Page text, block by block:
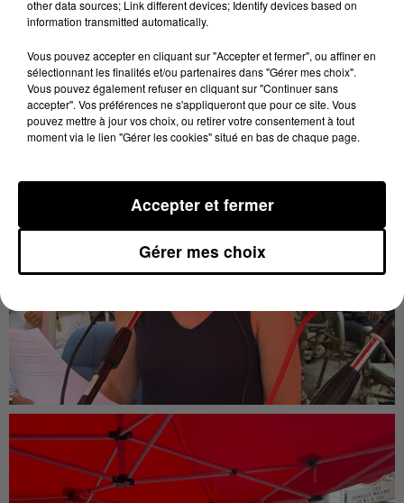
other data sources; Link different devices; Identify devices based on
information transmitted automatically.
Vous pouvez accepter en cliquant sur "Accepter et fermer", ou affiner en
sélectionnant les finalités et/ou partenaires dans "Gérer mes choix".
Vous pouvez également refuser en cliquant sur "Continuer sans
accepter". Vos préférences ne s'appliqueront que pour ce site. Vous
pouvez mettre à jour vos choix, ou retirer votre consentement à tout
moment via le lien "Gérer les cookies" situé en bas de chaque page.
Gérer mes choix
Accepter et fermer